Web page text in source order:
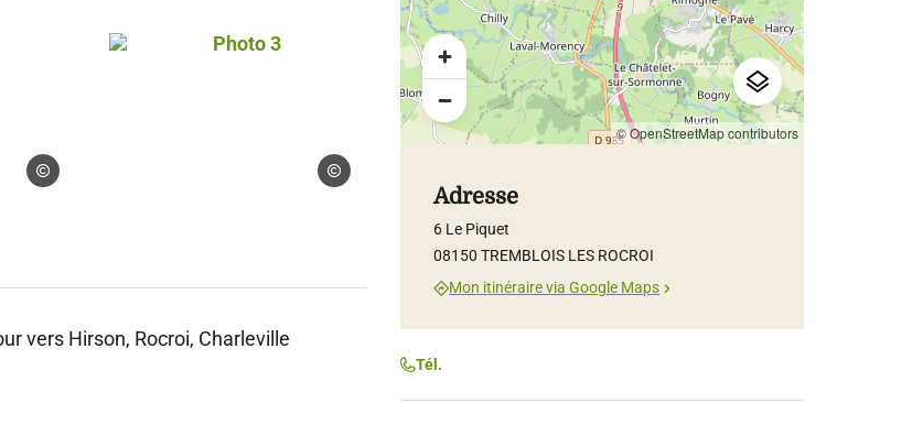
Droits gérés
Photo 3, © Droits gérés
Droits gérés
vers Hirson, Rocroi, Charleville
© OpenStreetMap contributors
Adresse
6 Le Piquet
08150 TREMBLOIS LES ROCROI
Mon itinéraire via Google Maps
Tél.